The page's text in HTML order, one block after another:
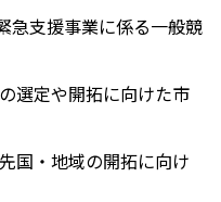
急支援事業に係る一般競
選定や開拓に向けた市
国・地域の開拓に向け